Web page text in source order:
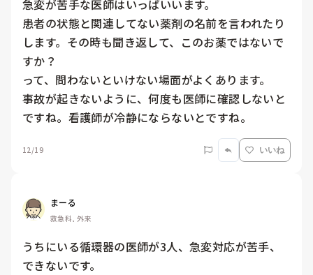
急変が苦手な医師はいっぱいいます。
患者の状態と関連してない薬剤の名前を言われたり
します。その時も聞き返して、このお薬ではないで
すか？
って、問わないといけない場面がよくあります。
事故が起きないように、何度も医師に確認しないと
ですね。看護師が冷静にならないとですね。
12/19 いいね
まーる
救急科, 外来
うちにいる循環器の医師が3人、急変対応が苦手、
できないです。